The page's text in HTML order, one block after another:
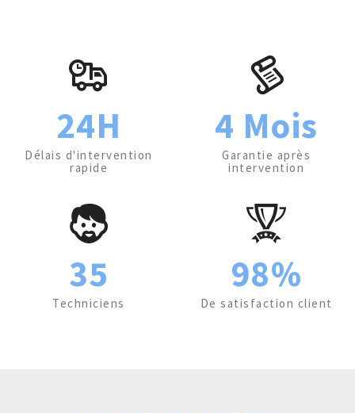
24H
Délais d'intervention
rapide
4 Mois
Garantie après
intervention
35
Techniciens
98%
De satisfaction client